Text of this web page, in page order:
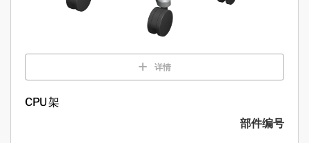
详情
CPU 架
部件编号